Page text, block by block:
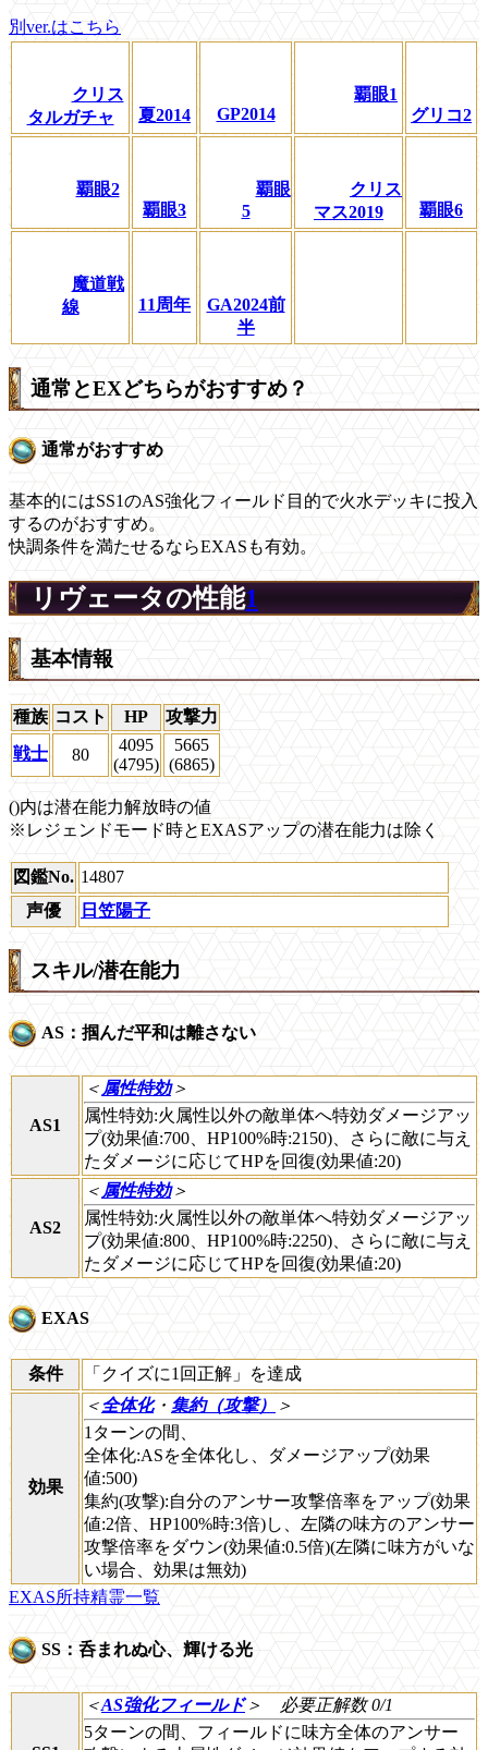
別ver.はこちら
クリス
タルガチャ
夏2014 GP2014
覇眼1
グリコ2
覇眼2
覇眼3
覇眼
5
クリス
マス2019
覇眼6
魔道戦
線
11周年
GA2024前
半
通常とEXどちらがおすすめ？
通常がおすすめ
基本的にはSS1のAS強化フィールド目的で火水デッキに投入
するのがおすすめ。
快調条件を満たせるならEXASも有効。
リヴェータの性能1
基本情報
種族 コスト HP
攻撃力
戦士
80
4095
(4795)
5665
(6865)
()内は潜在能力解放時の値
※レジェンドモード時とEXASアップの潜在能力は除く
図鑑No. 14807
声優
日笠陽子
スキル/潜在能力
AS：掴んだ平和は離さない
AS1
＜ 属性特効＞
属性特効:火属性以外の敵単体へ特効ダメージアッ
プ(効果値:700、HP100%時:2150)、さらに敵に与え
たダメージに応じてHPを回復(効果値:20)
AS2
＜ 属性特効＞
属性特効:火属性以外の敵単体へ特効ダメージアッ
プ(効果値:800、HP100%時:2250)、さらに敵に与え
たダメージに応じてHPを回復(効果値:20)
EXAS
条件 「クイズに1回正解」を達成
効果
＜全体化・ 集約（攻撃）
＞
1ターンの間、
全体化:ASを全体化し、ダメージアップ(効果
値:500)
集約(攻撃):自分のアンサー攻撃倍率をアップ(効果
値:2倍、HP100%時:3倍)し、左隣の味方のアンサー
攻撃倍率をダウン(効果値:0.5倍)(左隣に味方がいな
い場合、効果は無効)
EXAS所持精霊一覧
SS：呑まれぬ心、輝ける光
＜AS強化フィールド＞
必要正解数 0/1
5ターンの間、フィールドに味方全体のアンサー